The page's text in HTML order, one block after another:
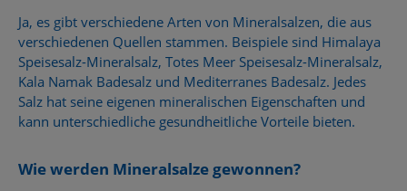
Ja, es gibt verschiedene Arten von Mineralsalzen, die aus
verschiedenen Quellen stammen. Beispiele sind Himalaya
Speisesalz-Mineralsalz, Totes Meer Speisesalz-Mineralsalz,
Kala Namak Badesalz und Mediterranes Badesalz. Jedes
Salz hat seine eigenen mineralischen Eigenschaften und
kann unterschiedliche gesundheitliche Vorteile bieten.
Wie werden Mineralsalze gewonnen?